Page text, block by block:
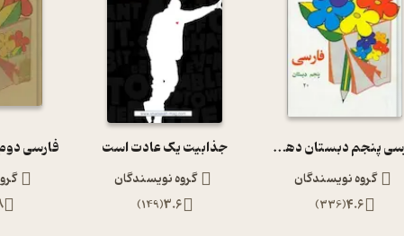
فارسی پنجم دبستان دهه 60
گروه نویسندگان
4.6
(
336
)
جذابیت یک عادت است
گروه نویسندگان
3.6
(
149
)
فارسی